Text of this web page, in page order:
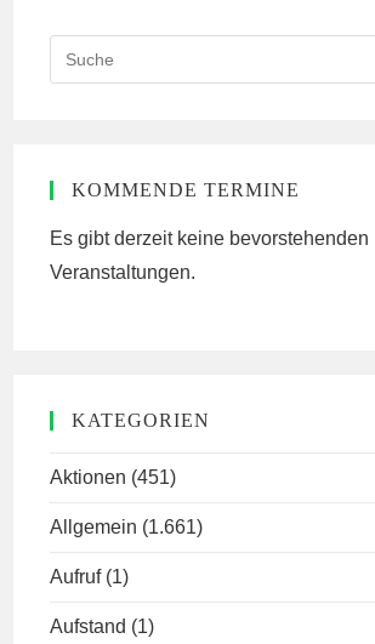
this
KOMMENDE TERMINE
Es gibt derzeit keine bevorstehenden
Veranstaltungen.
KATEGORIEN
Aktionen (451)
Allgemein (1.661)
Aufruf (1)
Aufstand (1)